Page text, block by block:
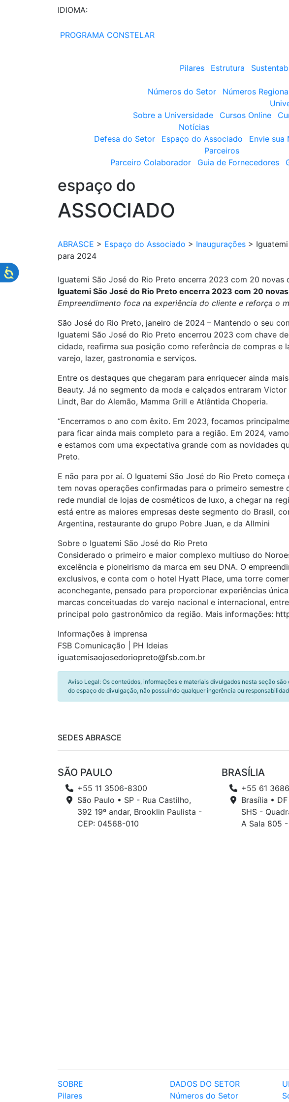
IDIOMA:
PROGRAMA CONSTELAR
Pilares
Estrutura
Números do Setor
Números
Sobre a Universidade
Cursos Online
Notícias
Defesa do Setor
Espaço do Associado Envie sua
Parceiros
Parceiro Colaborador
Guia de Fornecedores
espaço do
ASSOCIADO
ABRASCE > Espaço do Associado > Inaugurações >
para 2024
Iguatemi São José do Rio Preto encerra 2023 com 20
Iguatemi São José do Rio Preto encerra 2023 com 20
Empreendimento foca na experiência do cliente e reforça o
São José do Rio Preto, janeiro de 2024 – Mantendo o seu
Iguatemi São José do Rio Preto encerrou 2023 com chave
cidade, reafirma sua posição como referência de compras
varejo, lazer, gastronomia e serviços.
Entre os destaques que chegaram para enriquecer ainda
Beauty. Já no segmento da moda e calçados entraram
Lindt, Bar do Alemão, Mamma Grill e Atlântida Choperia.
“Encerramos o ano com êxito. Em 2023, focamos
para ficar ainda mais completo para a região. Em 2024,
e estamos com uma expectativa grande com as novidades
Preto.
E não para por aí. O Iguatemi São José do Rio Preto
tem novas operações confirmadas para o primeiro semestre
rede mundial de lojas de cosméticos de luxo, a chegar na
está entre as maiores empresas deste segmento do Brasil,
Argentina, restaurante do grupo Pobre Juan, e da Allmini
Sobre o Iguatemi São José do Rio Preto
Considerado o primeiro e maior complexo multiuso do
excelência e pioneirismo da marca em seu DNA. O
exclusivos, e conta com o hotel Hyatt Place, uma torre
aconchegante, pensado para proporcionar experiências
marcas conceituadas do varejo nacional e internacional,
principal polo gastronômico da região. Mais informações:
Informações à imprensa
FSB Comunicação | PH Ideias
iguatemisaojosedoriopreto@fsb.com.br
Aviso Legal: Os conteúdos, informações e materiais divulgados nesta seção
do espaço de divulgação, não possuindo qualquer ingerência ou
SEDES ABRASCE
SÃO PAULO
+55 11 3506-8300
São Paulo • SP - Rua Castilho,
392 19º andar, Brooklin Paulista -
CEP: 04568-010
BRASÍLIA
+55 61
Brasília •
SHS -
A Sala 805
SOBRE
Pilares
DADOS DO SETOR
Números do Setor